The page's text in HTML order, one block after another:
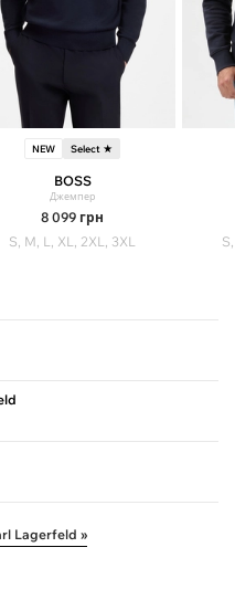
NEW Select ★
BOSS
Джемпер
8 099 грн
S, M, L, XL, 2XL, 3XL
Lagerfeld »